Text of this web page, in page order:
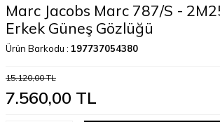
Marc Jacobs Marc 787/S -
Erkek Güneş Gözlüğü
Ürün Barkodu : 197737054380
15.120,00TL
7.560,00 TL